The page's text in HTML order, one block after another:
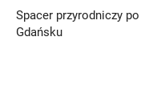
Spacer przyrodniczy po
Gdańsku